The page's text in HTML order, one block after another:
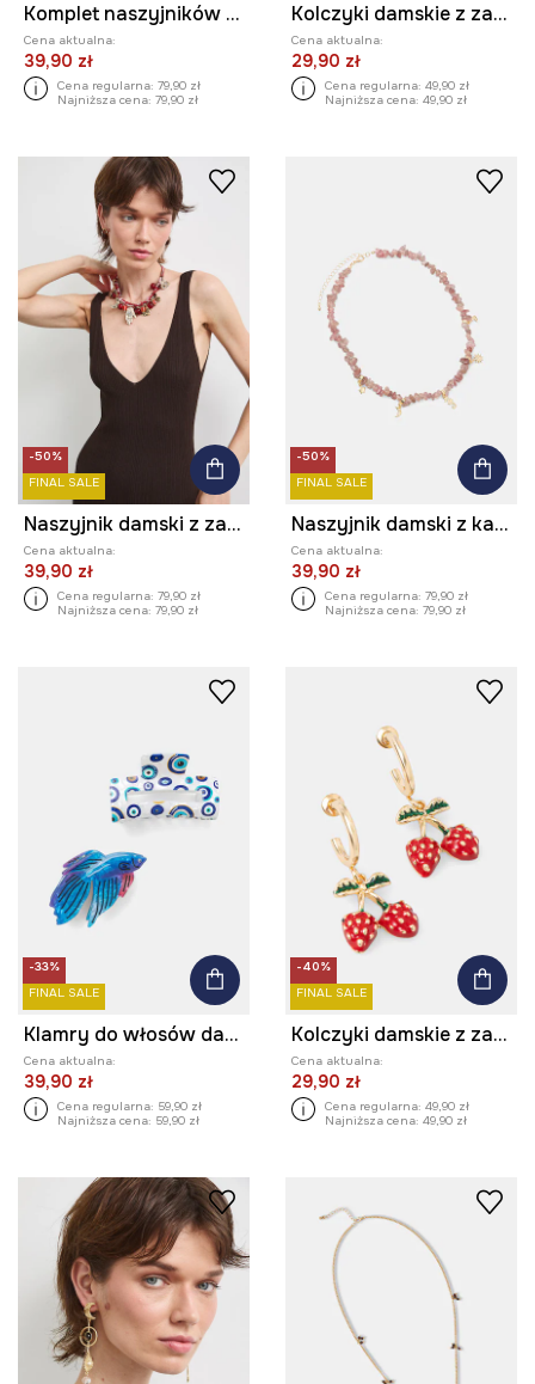
Komplet naszyjników damski z muszli 2-pack
Cena aktualna:
39,90 zł
Cena regularna: 79,90 zł
Najniższa cena: 79,90 zł
Kolczyki damskie z zawieszkami
Cena aktualna:
29,90 zł
Cena regularna: 49,90 zł
Najniższa cena: 49,90 zł
-50%
FINAL SALE
Naszyjnik damski z zawieszkami
Cena aktualna:
39,90 zł
Cena regularna: 79,90 zł
Najniższa cena: 79,90 zł
-50%
FINAL SALE
Naszyjnik damski z kamieniem naturalnym
Cena aktualna:
39,90 zł
Cena regularna: 79,90 zł
Najniższa cena: 79,90 zł
-33%
FINAL SALE
Klamry do włosów damskie 2-pack
Cena aktualna:
39,90 zł
Cena regularna: 59,90 zł
Najniższa cena: 59,90 zł
-40%
FINAL SALE
Kolczyki damskie z zawieszkami
Cena aktualna:
29,90 zł
Cena regularna: 49,90 zł
Najniższa cena: 49,90 zł